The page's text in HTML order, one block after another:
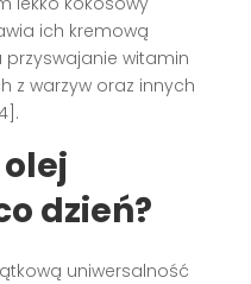
ich kremową
przyswajanie witamin
z warzyw oraz innych
olej
dzień?
uniwersalność